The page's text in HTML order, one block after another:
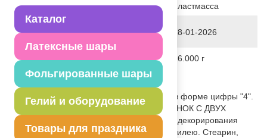
Каталог
Латексные шары
Фольгированные шары
Гелий и оборудование
Товары для праздника
пластмасса
28-01-2026
Вес 26.000 г
Описание товара
Декоративное украшение стола. Свеча в форме цифры "4".
Яркий, модный дизайн - Горошек. РИСУНОК С ДВУХ
СТОРОН свечи! Отличное решение для декорирования
торта, десерта ко дню рождения или юбилею. Стеарин,